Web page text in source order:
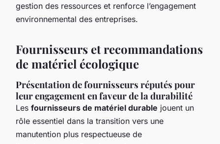
gestion des ressources et renforce l’engagement
environnemental des entreprises.
Fournisseurs et recommandations
de matériel écologique
Présentation de fournisseurs réputés pour
leur engagement en faveur de la durabilité
Les fournisseurs de matériel durable jouent un
rôle essentiel dans la transition vers une
manutention plus respectueuse de